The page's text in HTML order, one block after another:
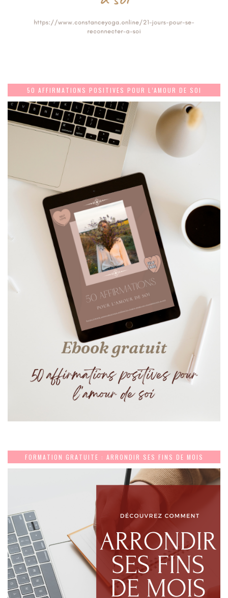
50 AFFIRMATIONS POSITIVES POUR L’AMOUR DE SOI
FORMATION GRATUITE : ARRONDIR SES FINS DE MOIS